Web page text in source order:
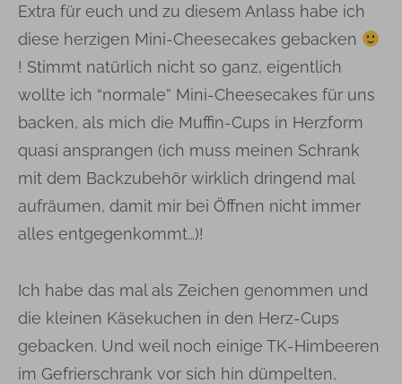
Extra für euch und zu diesem Anlass habe ich
diese herzigen Mini-Cheesecakes gebacken
! Stimmt natürlich nicht so ganz, eigentlich
wollte ich “normale” Mini-Cheesecakes für uns
backen, als mich die Muffin-Cups in Herzform
quasi ansprangen (ich muss meinen Schrank
mit dem Backzubehör wirklich dringend mal
aufräumen, damit mir bei Öffnen nicht immer
alles entgegenkommt…)!
Ich habe das mal als Zeichen genommen und
die kleinen Käsekuchen in den Herz-Cups
gebacken. Und weil noch einige TK-Himbeeren
im Gefrierschrank vor sich hin dümpelten,